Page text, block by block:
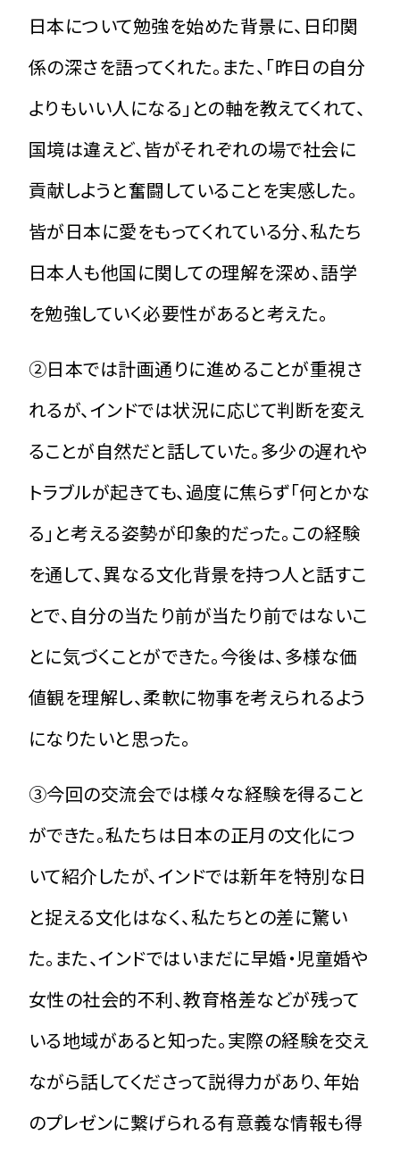
日本について勉強を始めた背景に、日印関
係の深さを語ってくれた。また、「昨日の自分
よりもいい人になる」との軸を教えてくれて、
国境は違えど、皆がそれぞれの場で社会に
貢献しようと奮闘していることを実感した。
皆が日本に愛をもってくれている分、私たち
日本人も他国に関しての理解を深め、語学
を勉強していく必要性があると考えた。
➁日本では計画通りに進めることが重視さ
れるが、インドでは状況に応じて判断を変え
ることが自然だと話していた。多少の遅れや
トラブルが起きても、過度に焦らず「何とかな
る」と考える姿勢が印象的だった。この経験
を通して、異なる文化背景を持つ人と話すこ
とで、自分の当たり前が当たり前ではないこ
とに気づくことができた。今後は、多様な価
値観を理解し、柔軟に物事を考えられるよう
になりたいと思った。
➂今回の交流会では様々な経験を得ること
ができた。私たちは日本の正月の文化につ
いて紹介したが、インドでは新年を特別な日
と捉える文化はなく、私たちとの差に驚い
た。また、インドではいまだに早婚・児童婚や
女性の社会的不利、教育格差などが残って
いる地域があると知った。実際の経験を交え
ながら話してくださって説得力があり、年始
のプレゼンに繋げられる有意義な情報も得